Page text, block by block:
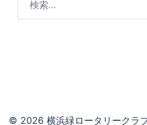
© 2026 横浜緑ロータリークラ